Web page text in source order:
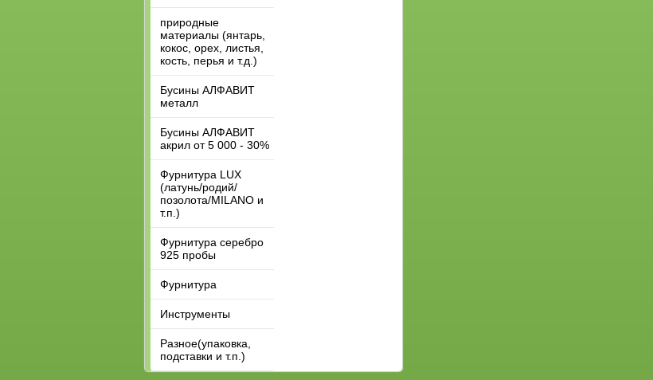
природные
материалы (янтарь,
кокос, орех, листья,
кость, перья и т.д.)
Бусины АЛФАВИТ
металл
Бусины АЛФАВИТ
акрил от 5 000 - 30%
Фурнитура LUX
(латунь/родий/
позолота/MILANO и
т.п.)
Фурнитура серебро
925 пробы
Фурнитура
Инструменты
Разное(упаковка,
подставки и т.п.)